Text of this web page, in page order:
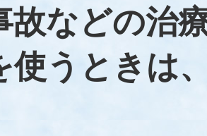
故などの治
使うときは